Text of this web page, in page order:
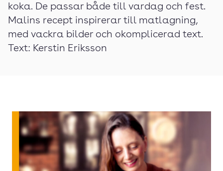
koka. De passar både till vardag och fest.
Malins recept inspirerar till matlagning,
med vackra bilder och okomplicerad text.
Text: Kerstin Eriksson